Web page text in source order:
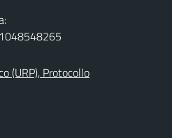
(URP), Protocollo